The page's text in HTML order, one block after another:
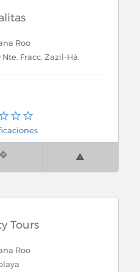
Roo
Fracc. Zazil-Há.
Tours
Roo